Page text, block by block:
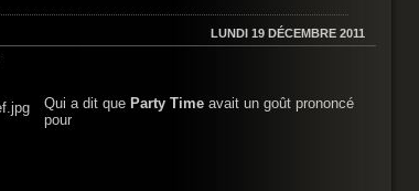
LUNDI 19 DÉCEMBRE 2011
Qui a dit que Party Time avait un goût prononcé
pour